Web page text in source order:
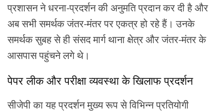
प्रशासन ने धरना-प्रदर्शन की अनुमति प्रदान कर दी है और
अब सभी समर्थक जंतर-मंतर पर एकत्र हो रहे हैं। उनके
समर्थक सुबह से ही संसद मार्ग थाना क्षेत्र और जंतर-मंतर के
आसपास पहुंचने लगे थे।
पेपर लीक और परीक्षा व्यवस्था के खिलाफ प्रदर्शन
सीजेपी का यह प्रदर्शन मुख्य रूप से विभिन्न प्रतियोगी